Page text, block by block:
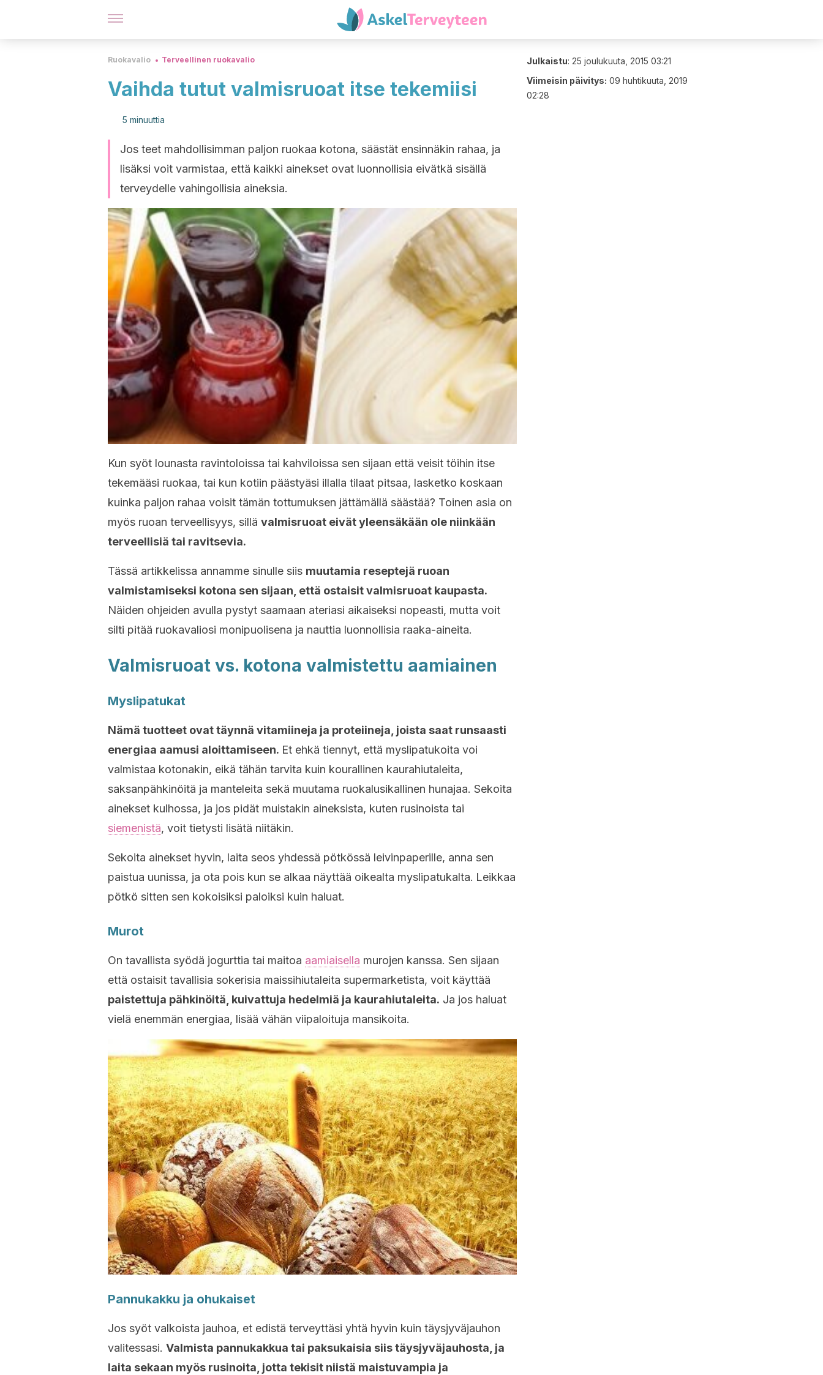
Ruokavalio Terveellinen ruokavalio
Vaihda tutut valmisruoat itse tekemiisi
5 minuuttia
Jos teet mahdollisimman paljon ruokaa kotona, säästät ensinnäkin rahaa, ja
lisäksi voit varmistaa, että kaikki ainekset ovat luonnollisia eivätkä sisällä
terveydelle vahingollisia aineksia.
Kun syöt lounasta ravintoloissa tai kahviloissa sen sijaan että veisit töihin itse
tekemääsi ruokaa, tai kun kotiin päästyäsi illalla tilaat pitsaa, lasketko koskaan
kuinka paljon rahaa voisit tämän tottumuksen jättämällä säästää? Toinen asia on
myös ruoan terveellisyys, sillä valmisruoat eivät yleensäkään ole niinkään
terveellisiä tai ravitsevia.
Tässä artikkelissa annamme sinulle siis muutamia reseptejä ruoan
valmistamiseksi kotona sen sijaan, että ostaisit valmisruoat kaupasta.
Näiden ohjeiden avulla pystyt saamaan ateriasi aikaiseksi nopeasti, mutta voit
silti pitää ruokavaliosi monipuolisena ja nauttia luonnollisia raaka-aineita.
Valmisruoat vs. kotona valmistettu aamiainen
Myslipatukat
Nämä tuotteet ovat täynnä vitamiineja ja proteiineja, joista saat runsaasti
energiaa aamusi aloittamiseen. Et ehkä tiennyt, että myslipatukoita voi
valmistaa kotonakin, eikä tähän tarvita kuin kourallinen kaurahiutaleita,
saksanpähkinöitä ja manteleita sekä muutama ruokalusikallinen hunajaa. Sekoita
ainekset kulhossa, ja jos pidät muistakin aineksista, kuten rusinoista tai
siemenistä, voit tietysti lisätä niitäkin.
Sekoita ainekset hyvin, laita seos yhdessä pötkössä leivinpaperille, anna sen
paistua uunissa, ja ota pois kun se alkaa näyttää oikealta myslipatukalta. Leikkaa
pötkö sitten sen kokoisiksi paloiksi kuin haluat.
Murot
On tavallista syödä jogurttia tai maitoa aamiaisella murojen kanssa. Sen sijaan
että ostaisit tavallisia sokerisia maissihiutaleita supermarketista, voit käyttää
paistettuja pähkinöitä, kuivattuja hedelmiä ja kaurahiutaleita. Ja jos haluat
vielä enemmän energiaa, lisää vähän viipaloituja mansikoita.
Pannukakku ja ohukaiset
Jos syöt valkoista jauhoa, et edistä terveyttäsi yhtä hyvin kuin täysjyväjauhon
valitessasi. Valmista pannukakkua tai paksukaisia siis täysjyväjauhosta, ja
laita sekaan myös rusinoita, jotta tekisit niistä maistuvampia ja
Julkaistu: 25 joulukuuta, 2015 03:21
Viimeisin päivitys: 09 huhtikuuta, 2019
02:28